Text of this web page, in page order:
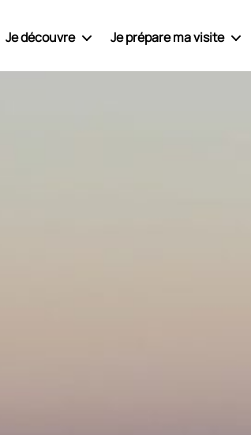
Je découvre Je prépare ma visite